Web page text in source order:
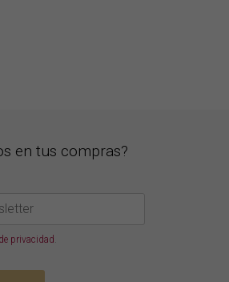
en tus compras?
privacidad